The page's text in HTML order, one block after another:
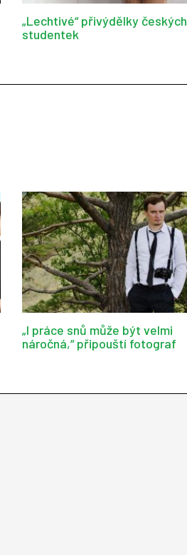
„Lechtivé“ přivýdělky českých
studentek
„I práce snů může být velmi
náročná,“ připouští fotograf